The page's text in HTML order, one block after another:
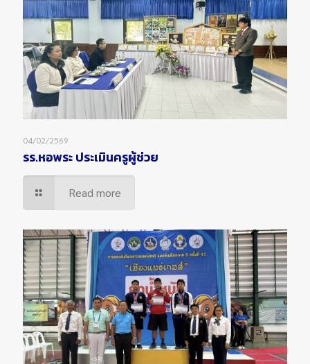
04/02/2569
รร.หอพระ ประเมินครูผู้ช่วย
Read more